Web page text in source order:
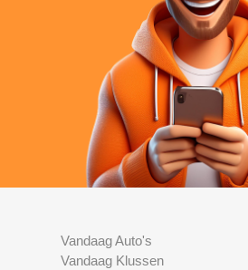
Vandaag Auto's
Vandaag Klussen